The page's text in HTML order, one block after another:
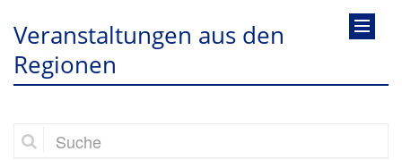
Veranstaltungen aus den
Regionen
Suche